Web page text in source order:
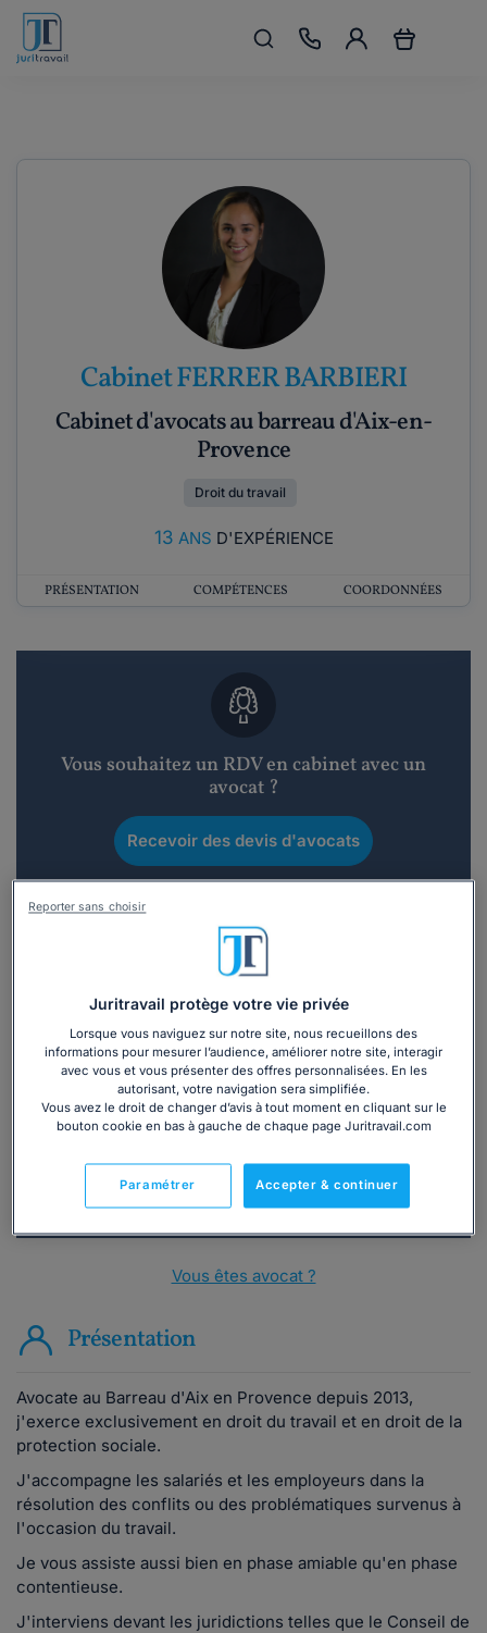
Cabinet FERRER BARBIERI
Cabinet d'avocats au barreau d'Aix-en-
Provence
Droit du travail
13 ANS D'EXPÉRIENCE
PRÉSENTATION COMPÉTENCES COORDONNÉES
Vous souhaitez un RDV en cabinet avec un
avocat ?
Recevoir des devis d'avocats
Vous souhaitez une consultation par
téléphone ?
Consulter immédiatement
ou appelez le01 75 75 42 33
(8h à 21h du lundi au
vendredi)
Vous êtes avocat ?
Présentation
Avocate au Barreau d'Aix en Provence depuis 2013,
j'exerce exclusivement en droit du travail et en droit de la
protection sociale.
J'accompagne les salariés et les employeurs dans la
résolution des conflits ou des problématiques survenus à
l'occasion du travail.
Je vous assiste aussi bien en phase amiable qu'en phase
contentieuse.
J'interviens devant les juridictions telles que le Conseil de
Juritravail protège votre vie privée
Lorsque vous naviguez sur notre site, nous recueillons des
informations pour mesurer l’audience, améliorer notre site, interagir
avec vous et vous présenter des offres personnalisées. En les
autorisant, votre navigation sera simplifiée.
Vous avez le droit de changer d’avis à tout moment en cliquant sur le
bouton cookie en bas à gauche de chaque page Juritravail.com
Accepter & continuer
Paramétrer
Reporter sans choisir